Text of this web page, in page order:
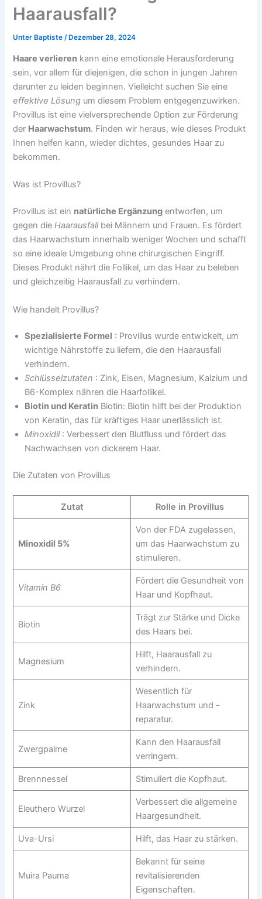
Haarausfall?
Unter Baptiste/ Dezember 28, 2024
Haare verlieren kann eine emotionale Herausforderung
sein, vor allem für diejenigen, die schon in jungen Jahren
darunter zu leiden beginnen. Vielleicht suchen Sie eine
effektive Lösung um diesem Problem entgegenzuwirken.
Provillus ist eine vielversprechende Option zur Förderung
der Haarwachstum. Finden wir heraus, wie dieses Produkt
Ihnen helfen kann, wieder dichtes, gesundes Haar zu
bekommen.
Was ist Provillus?
Provillus ist ein natürliche Ergänzung entworfen, um
gegen dieHaarausfallbei Männern und Frauen. Es fördert
das Haarwachstum innerhalb weniger Wochen und schafft
so eine ideale Umgebung ohne chirurgischen Eingriff.
Dieses Produkt nährt die Follikel, um das Haar zu beleben
und gleichzeitig Haarausfall zu verhindern.
Wie handelt Provillus?
Spezialisierte Formel : Provillus wurde entwickelt, um
wichtige Nährstoffe zu liefern, die den Haarausfall
verhindern.
Schlüsselzutaten : Zink, Eisen, Magnesium, Kalzium und
B6-Komplex nähren die Haarfollikel.
Biotin und Keratin Biotin: Biotin hilft bei der Produktion
von Keratin, das für kräftiges Haar unerlässlich ist.
Minoxidil: Verbessert den Blutfluss und fördert das
Nachwachsen von dickerem Haar.
Die Zutaten von Provillus
Zutat Rolle in Provillus
Minoxidil 5%
Von der FDA zugelassen,
um das Haarwachstum zu
stimulieren.
Vitamin B6
Fördert die Gesundheit von
Haar und Kopfhaut.
Biotin
Trägt zur Stärke und Dicke
des Haars bei.
Magnesium
Hilft, Haarausfall zu
verhindern.
Zink
Wesentlich für
Haarwachstum und -
reparatur.
Zwergpalme
Kann den Haarausfall
verringern.
Brennnessel Stimuliert die Kopfhaut.
Eleuthero Wurzel
Verbessert die allgemeine
Haargesundheit.
Uva-Ursi Hilft, das Haar zu stärken.
Muira Pauma
Bekannt für seine
revitalisierenden
Eigenschaften.